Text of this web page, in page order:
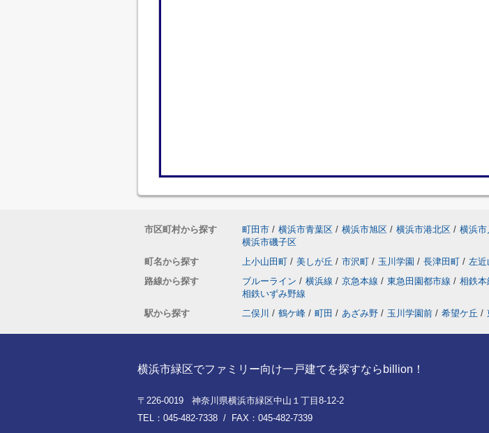
市区町村から探す 町田市 / 横浜市青葉区 / 横浜市旭区 / 横浜市港北区 / 横浜市
横浜市磯子区
町名から探す
上小山田町 / 美しが丘 / 市沢町 / 玉川学園 / 長津田町 / 左近
路線から探す
ブルーライン / 横浜線 / 京急本線 / 東急田園都市線 / 相鉄本
相鉄いずみ野線
駅から探す
二俣川 / 鶴ケ峰 / 町田 / あざみ野 / 玉川学園前 / 希望ケ丘 /
横浜市緑区でファミリー向け一戸建てを探すならbillion！
〒226-0019 神奈川県横浜市緑区中山１丁目8-12-2
TEL：045-482-7338 / FAX：045-482-7339